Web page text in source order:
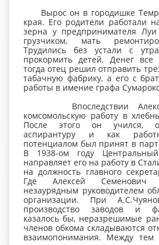
Вырос он в городишке
края. Его родители работали
зерна у предпринимателя
грузчиком, мать
Трудились без устали с
прокормить детей. Денег все
тогда отец решил отправить
табачную фабрику, а его с
работы в имение графа
Впоследствии
комсомольскую работу в
После этого он учился,
аспирантуру и как
потенциалом был принят в
В 1938-ом году
направляет его на работу в
на должность главного
Где Алексей Семенович
незаурядным руководителем
организации. При
производство заводов и
казалось бы, неразрешимые
членов обкома складываются
взаимопонимания. Между тем